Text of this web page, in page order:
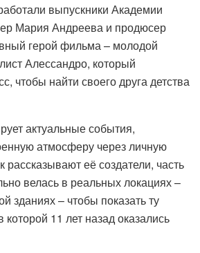
выпускники Академии
Мария Андреева и продюсер
герой фильма – молодой
Алессандро, который
чтобы найти своего друга детства
актуальные события,
атмосферу через личную
рассказывают её создатели, часть
велась в реальных локациях –
зданиях – чтобы показать ту
которой 11 лет назад оказались